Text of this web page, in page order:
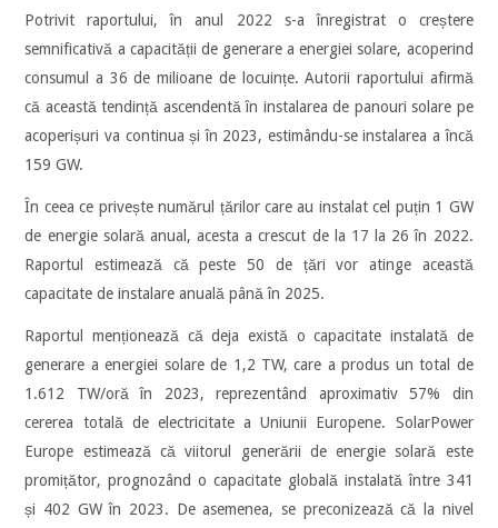
Potrivit raportului, în anul 2022 s-a înregistrat o creștere
semnificativă a capacității de generare a energiei solare, acoperind
consumul a 36 de milioane de locuințe. Autorii raportului afirmă
că această tendință ascendentă în instalarea de panouri solare pe
acoperișuri va continua și în 2023, estimându-se instalarea a încă
159 GW.
În ceea ce privește numărul țărilor care au instalat cel puțin 1 GW
de energie solară anual, acesta a crescut de la 17 la 26 în 2022.
Raportul estimează că peste 50 de țări vor atinge această
capacitate de instalare anuală până în 2025.
Raportul menționează că deja există o capacitate instalată de
generare a energiei solare de 1,2 TW, care a produs un total de
1.612 TW/oră în 2023, reprezentând aproximativ 57% din
cererea totală de electricitate a Uniunii Europene. SolarPower
Europe estimează că viitorul generării de energie solară este
promițător, prognozând o capacitate globală instalată între 341
și 402 GW în 2023. De asemenea, se preconizează că la nivel